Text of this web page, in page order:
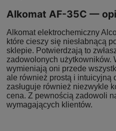
Alkomat AF-35C —
Alkomat elektrochemiczny
które cieszy się niesłabnącą
sklepie. Potwierdzają to
zadowolonych użytkowników.
wymieniają oni przede
ale również prostą i intuicyjną
zasługuje również niezwykle
cena. Z pewnością zadowoli
wymagających klientów.